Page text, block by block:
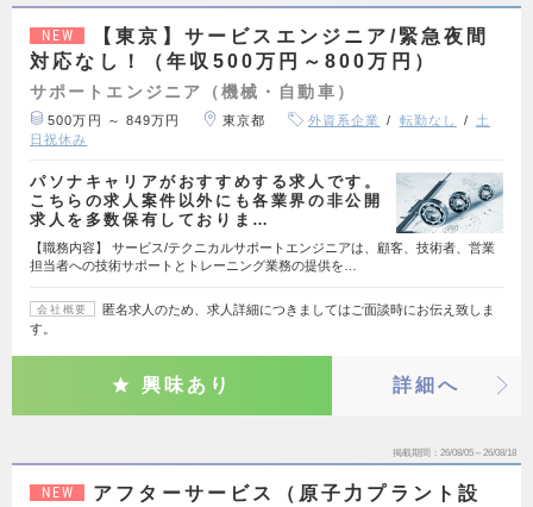
NEW
【東京】サービスエンジニア/緊急夜間
対応なし！（年収500万円～800万円）
サポートエンジニア（機械・自動車）
500万円 ～ 849万円 東京都 外資系企業 転勤なし
土
日祝休み
パソナキャリアがおすすめする求人です。
こちらの求人案件以外にも各業界の非公開
求人を多数保有しておりま…
【職務内容】 サービス/テクニカルサポートエンジニアは、顧客、技術者、営業
担当者への技術サポートとトレーニング業務の提供を…
会社概要
匿名求人のため、求人詳細につきましてはご面談時にお伝え致しま
す。
興味あり 詳細へ
掲載期間 26/08/05～26/08/18
NEW
アフターサービス（原子力プラント設